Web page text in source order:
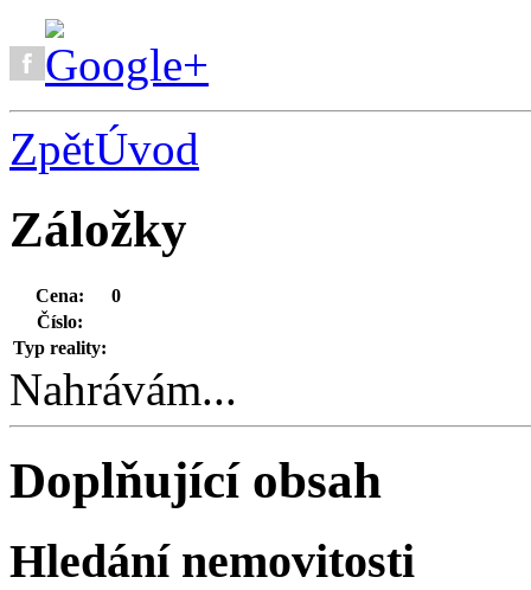
ZpětÚvod
Záložky
Cena:
0
Číslo:
Typ reality:
Nahrávám...
Doplňující obsah
Hledání nemovitosti